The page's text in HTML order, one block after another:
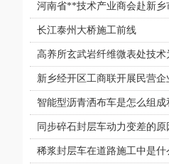
河南省**技术产业商会赴新乡
长江泰州大桥施工前线
高养所玄武岩纤维微表处技术
新乡经开区工商联开展民营
智能型沥青洒布车是怎么组成
同步碎石封层车动力变差的原
稀浆封层车在道路施工中是什